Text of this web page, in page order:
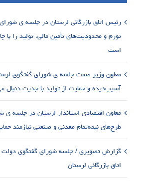
رئیس اتاق بازرگانی لرستان در جلسه ی
تورم و محدودیت‌های تأمین مالی، تولید را
است
معاون وزیر صمت جلسه ی شورای گفتگوی
آسیب‌دیده و حمایت از تولید با جدیت دنبال
معاون اقتصادی استاندار لرستان در جلسه ی
طرح‌های نیمه‌تمام معدنی و صنعتی نیازمند
گزارش تصویری / جلسه شورای گفتگوی
اتاق بازرگانی لرستان